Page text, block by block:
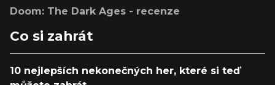
Doom: The Dark Ages - recenze
Co si zahrát
10 nejlepších nekonečných her, které si teď